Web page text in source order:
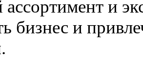
и
бизнес и